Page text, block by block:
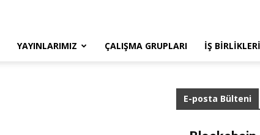
YAYINLARIMIZ ÇALIŞMA GRUPLARI İŞ BIRLIKLERI
E-posta Bülteni